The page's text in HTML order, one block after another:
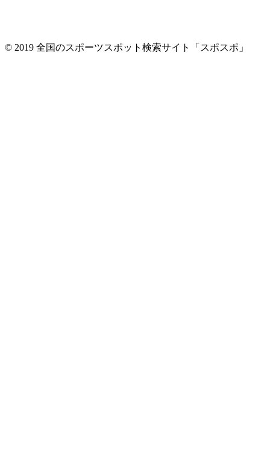
© 2019 全国のスポーツスポット検索サイト「スポスポ」